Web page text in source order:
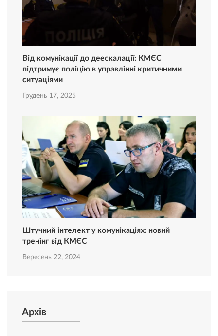
Від комунікації до деескалації: КМЄС
підтримує поліцію в управлінні критичними
ситуаціями
Грудень 17, 2025
Штучний інтелект у комунікаціях: новий
тренінг від КМЄС
Вересень 22, 2024
Архів